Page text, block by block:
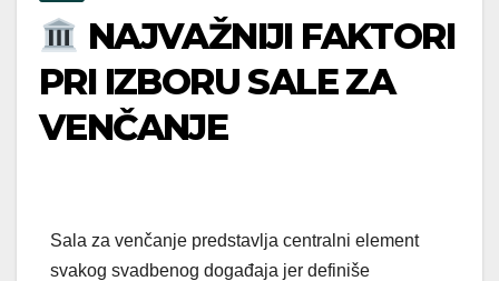
NAJVAŽNIJI FAKTORI
PRI IZBORU SALE ZA
VENČANJE
Sala za venčanje predstavlja centralni element
svakog svadbenog događaja jer definiše